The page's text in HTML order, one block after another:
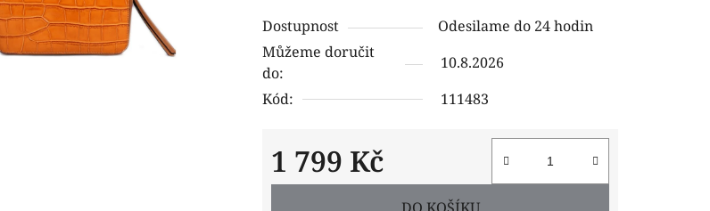
je
0,0
z
5
Dostupnost
Odesilame do 24 hodin
Můžeme doručit
do:
10.8.2026
Kód:
111483
1 799 Kč
Měrná cena:
DO KOŠÍKU